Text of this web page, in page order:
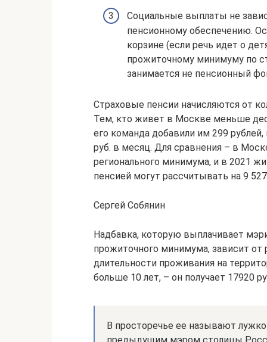
Социальные выплаты не
пенсионному обеспечению.
корзине (если речь идет о
прожиточному минимуму по
занимается не пенсионный
Страховые пенсии начисляются от
Тем, кто живет в Москве меньше
его команда добавили им 299
руб. в месяц. Для сравнения – в
регионального минимума, и в 2021
пенсией могут рассчитывать на 9
Сергей Собянин
Надбавка, которую выплачивает
прожиточного минимума, зависит от
длительности проживания на
больше 10 лет, – он получает 17920
В просторечье ее называют